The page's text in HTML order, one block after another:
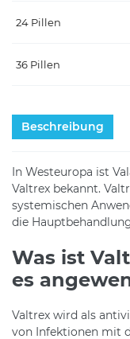
24 Pillen
36 Pillen
Beschreibung
In Westeuropa ist
Valtrex bekannt.
systemischen
die
Was ist
es
Valtrex wird als
von Infektionen mit